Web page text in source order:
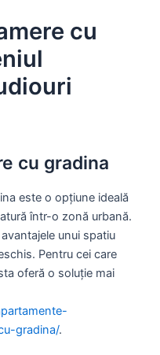
cu
cu gradina
este o opțiune ideală
într-o zonă urbană.
unui spatiu
Pentru cei care
oferă o soluție mai
gradina/.